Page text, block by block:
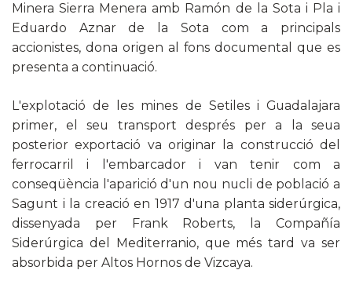
Minera Sierra Menera amb Ramón de la Sota i Pla i
Eduardo Aznar de la Sota com a principals
accionistes, dona origen al fons documental que es
presenta a continuació.
L'explotació de les mines de Setiles i Guadalajara
primer, el seu transport després per a la seua
posterior exportació va originar la construcció del
ferrocarril i l'embarcador i van tenir com a
conseqüència l'aparició d'un nou nucli de població a
Sagunt i la creació en 1917 d'una planta siderúrgica,
dissenyada per Frank Roberts, la Compañía
Siderúrgica del Mediterranio, que més tard va ser
absorbida per Altos Hornos de Vizcaya.